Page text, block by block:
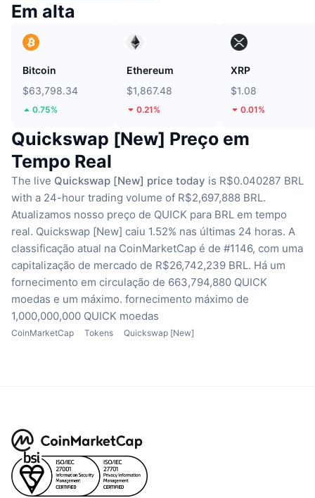
Em alta
Bitcoin
$63,798.34
0.75%
Ethereum
$1,867.48
0.21%
XRP
$1.08
0.01%
Quickswap [New] Preço em
Tempo Real
The live Quickswap [New] price today is R$0.040287 BRL
with a 24-hour trading volume of R$2,697,888 BRL.
Atualizamos nosso preço de QUICK para BRL em tempo
real. Quickswap [New] caiu 1.52% nas últimas 24 horas. A
classificação atual na CoinMarketCap é de #1146, com uma
capitalização de mercado de R$26,742,239 BRL. Há um
fornecimento em circulação de 663,794,880 QUICK
moedas e um máximo. fornecimento máximo de
1,000,000,000 QUICK moedas
CoinMarketCap Tokens Quickswap [New]